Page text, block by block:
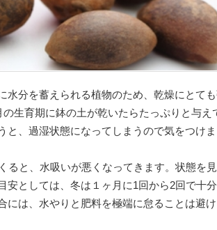
水分を蓄えられる植物のため、乾燥にとて
生育期に鉢の土が乾いたらたっぷりと与え
と、過湿状態になってしまうので気をつけま
ると、水吸いが悪くなってきます。状態を
安としては、冬は１ヶ月に1回から2回で十分
には、水やりと肥料を極端に怠ることは避け